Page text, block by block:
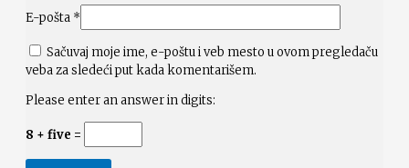
E-pošta *
Sačuvaj moje ime, e-poštu i veb mesto u ovom pregledaču
veba za sledeći put kada komentarišem.
Please enter an answer in digits:
8 + five =